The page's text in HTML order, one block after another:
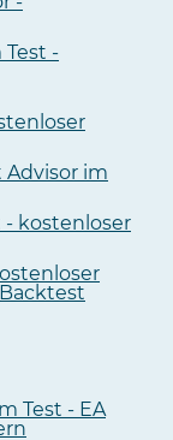
Test -
Advisor im
- kostenloser
Test - EA